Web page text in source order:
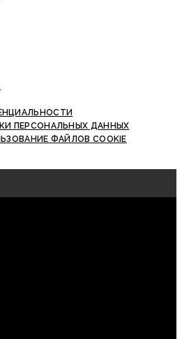
ПЕРСОНАЛЬНЫХ ДАННЫХ
ФАЙЛОВ COOKIE